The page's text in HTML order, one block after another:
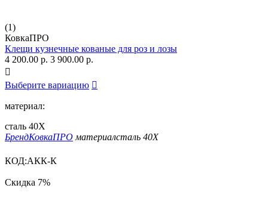
(1)
КовкаПРО
Клещи кузнечные кованые для роз и лозы
4 200.00 р. 3 900.00 р.

Выберите вариацию 
материал:
сталь 40Х
БрендКовкаПРО материалсталь 40Х
КОД:АКК-К
Скидка 7%